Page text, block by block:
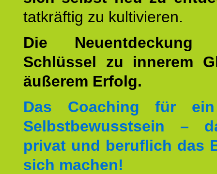
tatkräftig zu kultivieren.
Die
Schlüssel zu innerem
äußerem Erfolg.
Das Coaching für
Selbstbewusstsein –
privat und beruflich das
sich machen!